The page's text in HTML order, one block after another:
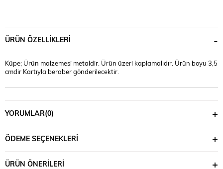
ÜRÜN ÖZELLIKLERI
Küpe; Ürün malzemesi metaldir. Ürün üzeri kaplamalıdır. Ürün boyu 3,5
cmdir Kartıyla beraber gönderilecektir.
YORUMLAR(0)
ÖDEME SEÇENEKLERI
ÜRÜN ÖNERILERI